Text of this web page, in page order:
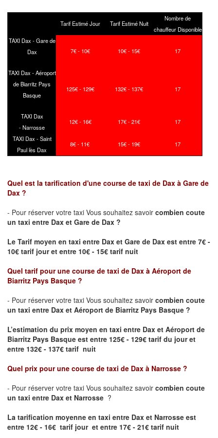
Tarif Estimé Jour Tarif Estimé Nuit
Nombre de
chauffeur Disponible
TAXI Dax - Gare de
Dax
7€ - 10€ 10€ - 15€ 17
TAXI Dax - Aéroport
de Biarritz Pays
Basque
125€ - 129€ 132€ - 137€ 17
TAXI Dax
- Narrosse
12€ - 16€ 17€ - 21€ 17
TAXI Dax - Saint
Paul lès Dax
8€ - 11€ 15€ - 19€ 17
Quel est la tarification d'une course de taxi de Dax à Gare de
Dax ?
- Pour réserver votre taxi Vous souhaitez savoir combien coute
un taxi entre Dax et Gare de Dax ?
Le Tarif moyen en taxi entre Dax et Gare de Dax est entre 7€ -
10€ tarif jour et entre 10€ - 15€ tarif nuit
Quel tarif pour une course de taxi de Dax à Aéroport de
Biarritz Pays Basque ?
- Pour réserver votre taxi Vous souhaitez savoir combien coute
un taxi entre Dax et Aéroport de Biarritz Pays Basque ?
L’estimation du prix moyen en taxi entre Dax et Aéroport de
Biarritz Pays Basque est entre 125€ - 129€ tarif du jour et
entre 132€ - 137€ tarif nuit
Quel prix pour une course de taxi de Dax à Narrosse ?
- Pour réserver votre taxi Vous souhaitez savoir combien coute
un taxi entre Dax et Narrosse ?
La tarification moyenne en taxi entre Dax et Narrosse est
entre 12€ - 16€ tarif jour et entre 17€ - 21€ tarif nuit